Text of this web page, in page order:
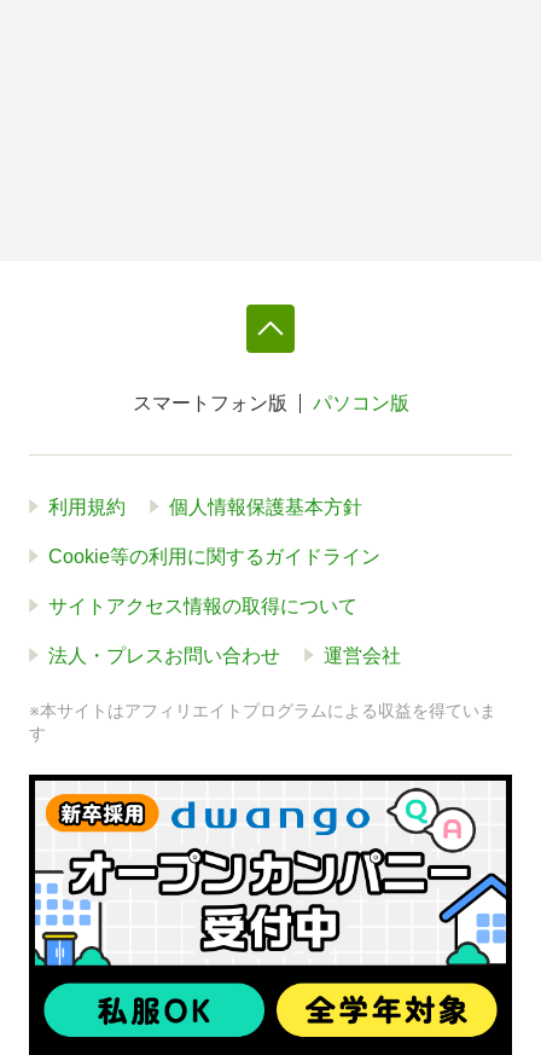
スマートフォン版 パソコン版
利用規約 個人情報保護基本方針
Cookie等の利用に関するガイドライン
サイトアクセス情報の取得について
法人・プレスお問い合わせ 運営会社
※本サイトはアフィリエイトプログラムによる収益を得ていま
す